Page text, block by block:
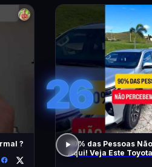
?
26
90% das Pessoas
Aqui! Veja Este